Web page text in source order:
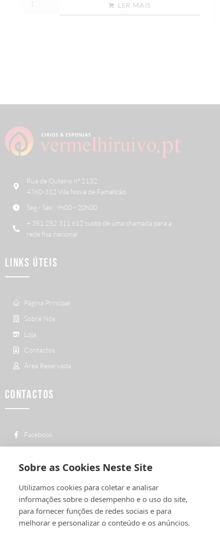
Sobre as Cookies Neste Site
Utilizamos cookies para coletar e analisar
informações sobre o desempenho e o uso do site,
para fornecer funções de redes sociais e para
melhorar e personalizar o conteúdo e os anúncios.
LER MAIS
Rua de Outeiro nº 2132
4760-312 Vila Nova de Famalicão
Seg - Sex : 9h00 - 20h00
+ 351 252 311 612 custo de uma chamada para a
rede fixa nacional
LINKS ÚTEIS
Página Principal
Sobré Nós
Loja
Contactos
Área Reservada
CONTACTOS
Facebook
nacional
Rua de Outeiro nº 2132
4760-312 Vila Nova de Famalicão